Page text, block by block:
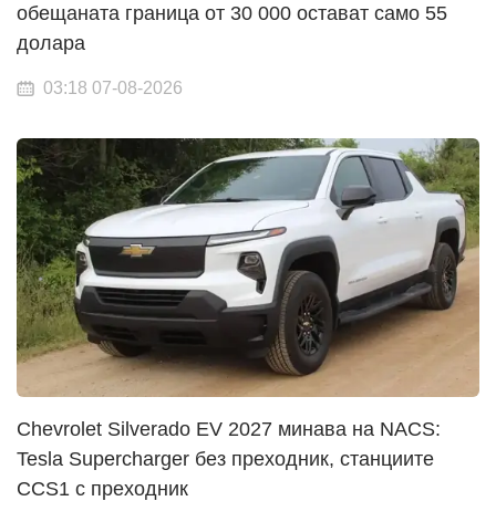
обещаната граница от 30 000 остават само 55
долара
03:18 07-08-2026
Chevrolet Silverado EV 2027 минава на NACS:
Tesla Supercharger без преходник, станциите
CCS1 с преходник